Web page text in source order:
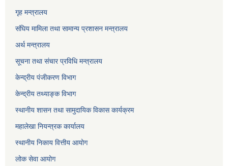
गृह मन्त्रालय
संघिय मामिला तथा सामान्य प्रशासन मन्त्रालय
अर्थ मन्त्रालय
सूचना तथा संचार प्रविधि मन्त्रालय
केन्द्रीय पंजीकरण विभाग
केन्द्रीय तथ्याङ्क विभाग
स्थानीय शासन तथा सामुदायिक विकास कार्यक्रम
महालेखा नियन्त्रक कार्यालय
स्थानीय निकाय वित्तीय आयोग
लोक सेवा आयोग